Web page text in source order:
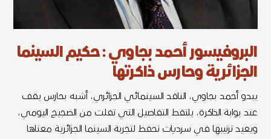
البروفيسور أحمد بجاوي : حكيم السينما
الجزائرية وحارس ذاكرتها
يبدو أحمد بجاوي، الناقد السينمائي الجزائري، أشبه بحارس يقف
عند بوابة الذاكرة، يلتقط التفاصيل التي تفلت من الضجيج اليومي،
ويعيد ترتيبها في سرديات تحفظ لتجربة السينما الجزائرية معناها